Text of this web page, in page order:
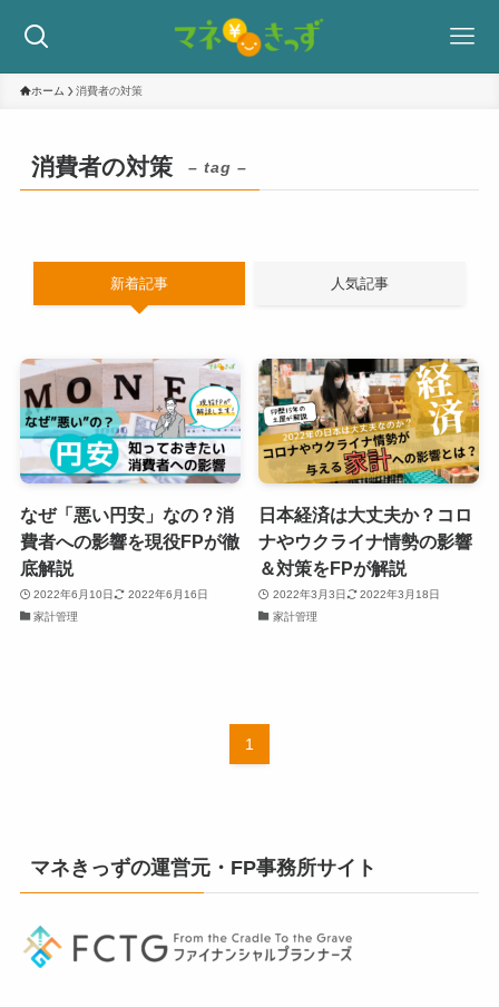
ホーム 消費者の対策
消費者の対策 – tag –
新着記事 人気記事
なぜ「悪い円安」なの？消
費者への影響を現役FPが徹
底解説
2022年6月10日
2022年6月16日
家計管理
日本経済は大丈夫か？コロ
ナやウクライナ情勢の影響
＆対策をFPが解説
2022年3月3日
2022年3月18日
家計管理
1
マネきっずの運営元・FP事務所サイト